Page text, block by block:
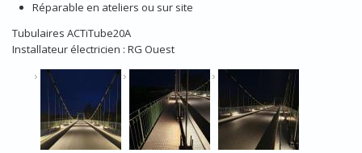
Réparable en ateliers ou sur site
Tubulaires ACTiTube20A
Installateur électricien : RG Ouest